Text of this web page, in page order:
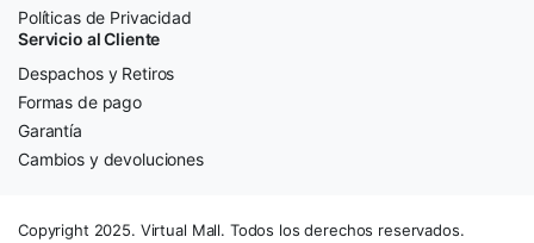
Políticas de Privacidad
Servicio al Cliente
Despachos y Retiros
Formas de pago
Garantía
Cambios y devoluciones
Copyright 2025. Virtual Mall. Todos los derechos reservados.